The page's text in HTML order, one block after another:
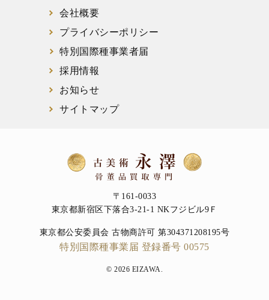
会社概要
プライバシーポリシー
特別国際種事業者届
採用情報
お知らせ
サイトマップ
〒161-0033
東京都新宿区下落合3-21-1 NKフジビル9Ｆ
東京都公安委員会 古物商許可 第304371208195号
特別国際種事業届 登録番号 00575
© 2026 EIZAWA.